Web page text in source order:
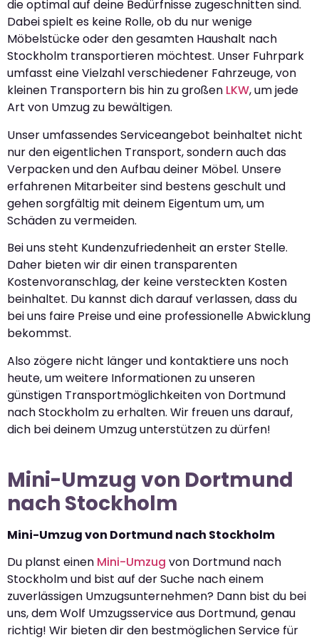
die optimal auf deine Bedürfnisse zugeschnitten sind.
Dabei spielt es keine Rolle, ob du nur wenige
Möbelstücke oder den gesamten Haushalt nach
Stockholm transportieren möchtest. Unser Fuhrpark
umfasst eine Vielzahl verschiedener Fahrzeuge, von
kleinen Transportern bis hin zu großen LKW, um jede
Art von Umzug zu bewältigen.
Unser umfassendes Serviceangebot beinhaltet nicht
nur den eigentlichen Transport, sondern auch das
Verpacken und den Aufbau deiner Möbel. Unsere
erfahrenen Mitarbeiter sind bestens geschult und
gehen sorgfältig mit deinem Eigentum um, um
Schäden zu vermeiden.
Bei uns steht Kundenzufriedenheit an erster Stelle.
Daher bieten wir dir einen transparenten
Kostenvoranschlag, der keine versteckten Kosten
beinhaltet. Du kannst dich darauf verlassen, dass du
bei uns faire Preise und eine professionelle Abwicklung
bekommst.
Also zögere nicht länger und kontaktiere uns noch
heute, um weitere Informationen zu unseren
günstigen Transportmöglichkeiten von Dortmund
nach Stockholm zu erhalten. Wir freuen uns darauf,
dich bei deinem Umzug unterstützen zu dürfen!
Mini-Umzug von Dortmund
nach Stockholm
Mini-Umzug von Dortmund nach Stockholm
Du planst einen Mini-Umzug von Dortmund nach
Stockholm und bist auf der Suche nach einem
zuverlässigen Umzugsunternehmen? Dann bist du bei
uns, dem Wolf Umzugsservice aus Dortmund, genau
richtig! Wir bieten dir den bestmöglichen Service für